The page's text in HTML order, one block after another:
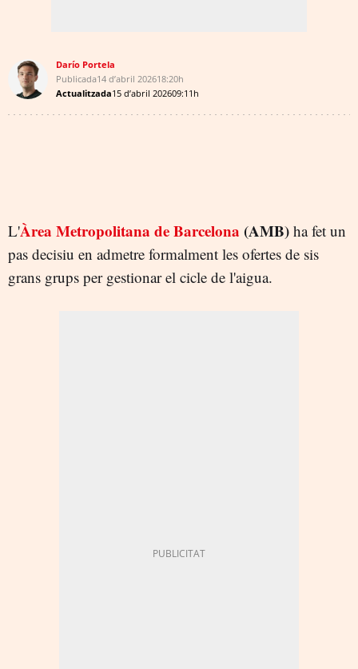
Darío Portela
Publicada14 d’abril 202618:20h
Actualitzada15 d’abril 202609:11h
L'Àrea Metropolitana de Barcelona (AMB) ha fet un
pas decisiu en admetre formalment les ofertes de sis
grans grups per gestionar el cicle de l'aigua.